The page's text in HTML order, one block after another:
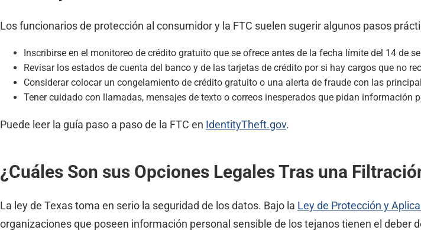
Los funcionarios de protección al consumidor y la FTC suelen sugerir algunos pasos
Inscribirse en el monitoreo de crédito gratuito que se ofrece antes de la fecha límite del 14 de
Revisar los estados de cuenta del banco y de las tarjetas de crédito por si hay cargos que no
Considerar colocar un congelamiento de crédito gratuito o una alerta de fraude con las
Tener cuidado con llamadas, mensajes de texto o correos inesperados que pidan
Puede leer la guía paso a paso de la FTC en IdentityTheft.gov.
¿Cuáles Son sus Opciones Legales Tras una
La ley de Texas toma en serio la seguridad de los datos. Bajo la Ley de Protección y
organizaciones que poseen información personal sensible de los tejanos tienen el deber